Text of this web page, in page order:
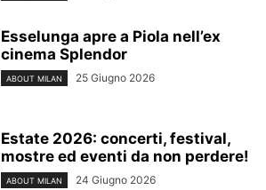
Esselunga apre a Piola nell’ex
cinema Splendor
ABOUT MILAN 25 Giugno 2026
Estate 2026: concerti, festival,
mostre ed eventi da non perdere!
ABOUT MILAN 24 Giugno 2026